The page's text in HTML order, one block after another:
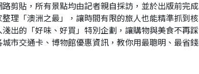
剪貼，所有景點均由記者親自採訪，並於出版前完
理「澳洲之最」，讓時間有限的旅人也能精準抓到核
出的「好味、好買」特別企劃，讓購物與美食不再踩
市交通卡、博物館優惠資訊，教你用最聰明、最省